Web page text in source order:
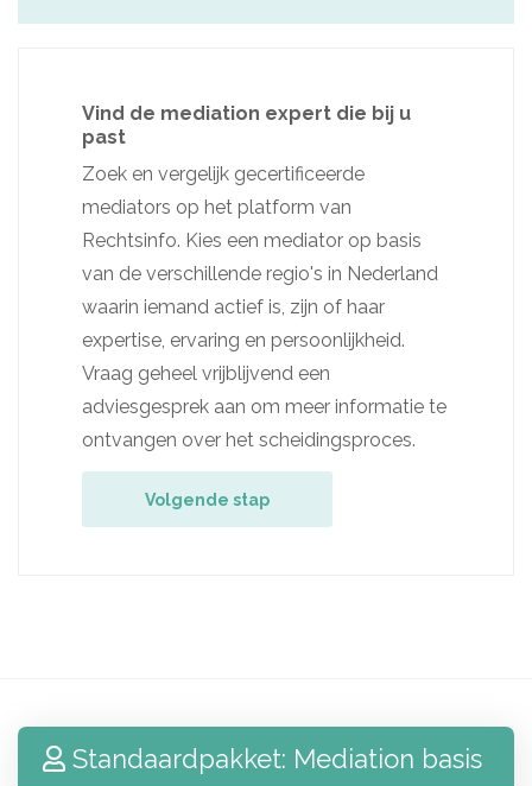
Vind de mediation expert die bij u
past
Zoek en vergelijk gecertificeerde
mediators op het platform van
Rechtsinfo. Kies een mediator op basis
van de verschillende regio's in Nederland
waarin iemand actief is, zijn of haar
expertise, ervaring en persoonlijkheid.
Vraag geheel vrijblijvend een
adviesgesprek aan om meer informatie te
ontvangen over het scheidingsproces.
Volgende stap
Standaardpakket: Mediation basis